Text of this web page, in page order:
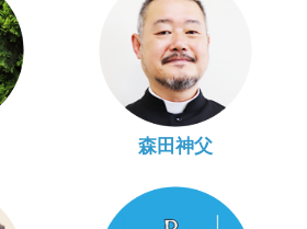
森田神父